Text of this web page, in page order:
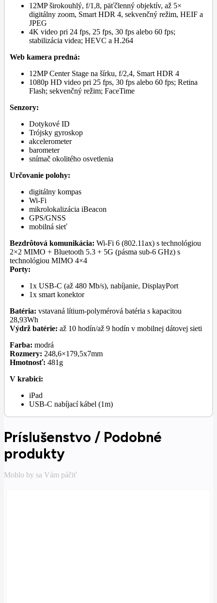
12MP širokouhlý, f/1,8, päťčlenný objektív, až 5×
digitálny zoom, Smart HDR 4, sekvenčný režim, HEIF a
JPEG
4K video pri 24 fps, 25 fps, 30 fps alebo 60 fps;
stabilizácia videa; HEVC a H.264
Web kamera predná:
12MP Center Stage na šírku, f/2,4, Smart HDR 4
1080p HD video pri 25 fps, 30 fps alebo 60 fps; Retina
Flash; sekvenčný režim; FaceTime
Senzory:
Dotykové ID
Trójsky gyroskop
akcelerometer
barometer
snímač okolitého osvetlenia
Určovanie polohy:
digitálny kompas
Wi-Fi
mikrolokalizácia iBeacon
GPS/GNSS
mobilná sieť
Bezdrôtová komunikácia: Wi-Fi 6 (802.11ax) s technológiou
2×2 MIMO + Bluetooth 5.3 + 5G (pásma sub-6 GHz) s
technológiou MIMO 4×4
Porty:
1x USB-C (až 480 Mb/s), nabíjanie, DisplayPort
1x smart konektor
Batéria: vstavaná lítium-polymérová batéria s kapacitou
28,93Wh
Výdrž batérie: až 10 hodín/až 9 hodín v mobilnej dátovej sieti
Farba: modrá
Rozmery: 248,6×179,5x7mm
Hmotnosť: 481g
V krabici:
iPad
USB-C nabíjací kábel (1m)
Príslušenstvo / Podobné
produkty
Mohlo by sa Vám páčiť